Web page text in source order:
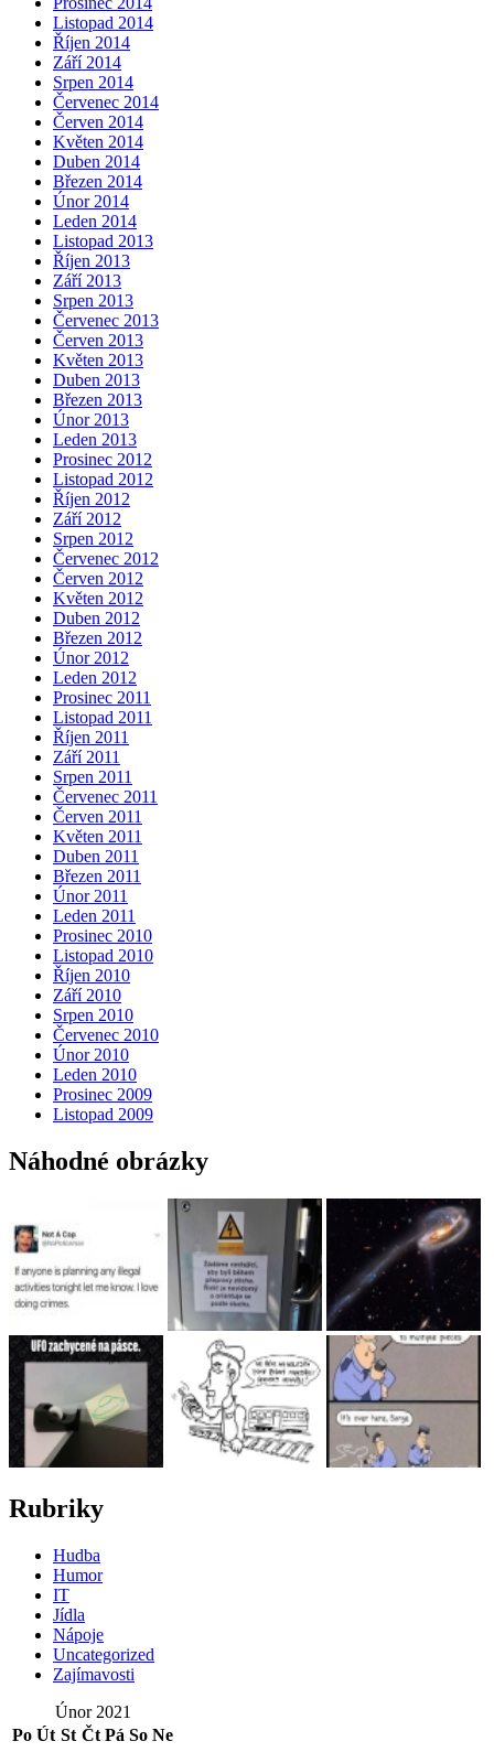
Listopad 2014
Říjen 2014
Září 2014
Srpen 2014
Červenec 2014
Červen 2014
Květen 2014
Duben 2014
Březen 2014
Únor 2014
Leden 2014
Listopad 2013
Říjen 2013
Září 2013
Srpen 2013
Červenec 2013
Červen 2013
Květen 2013
Duben 2013
Březen 2013
Únor 2013
Leden 2013
Prosinec 2012
Listopad 2012
Říjen 2012
Září 2012
Srpen 2012
Červenec 2012
Červen 2012
Květen 2012
Duben 2012
Březen 2012
Únor 2012
Leden 2012
Prosinec 2011
Listopad 2011
Říjen 2011
Září 2011
Srpen 2011
Červenec 2011
Červen 2011
Květen 2011
Duben 2011
Březen 2011
Únor 2011
Leden 2011
Prosinec 2010
Listopad 2010
Říjen 2010
Září 2010
Srpen 2010
Červenec 2010
Únor 2010
Leden 2010
Prosinec 2009
Listopad 2009
Náhodné obrázky
Rubriky
Hudba
Humor
IT
Jídla
Nápoje
Uncategorized
Zajímavosti
Únor 2021
Po Út St Čt Pá So Ne